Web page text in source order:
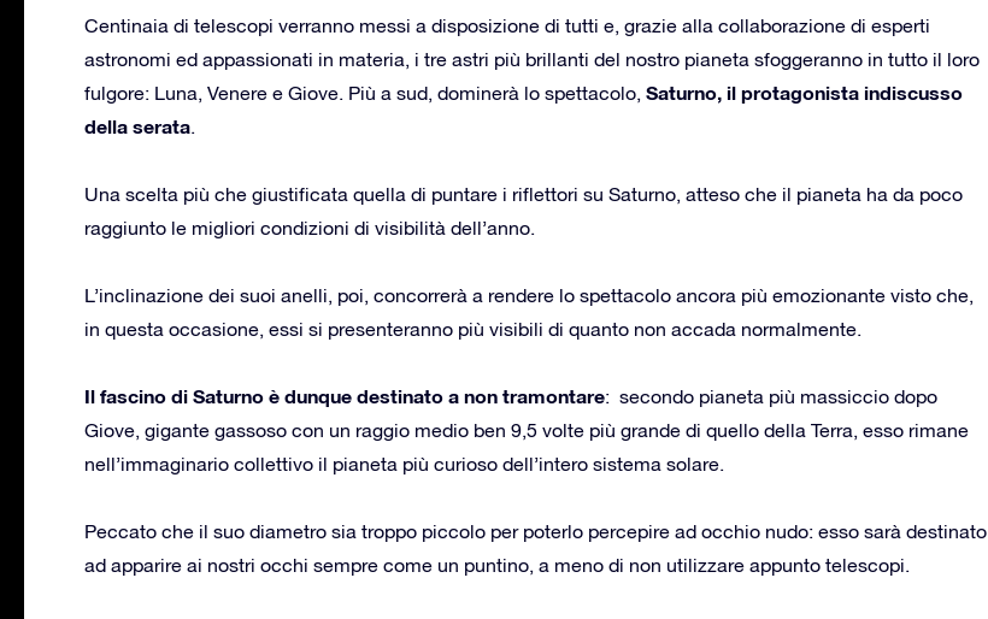
Centinaia di telescopi verranno messi a disposizione di tutti e, grazie alla collaborazione di esperti
astronomi ed appassionati in materia, i tre astri più brillanti del nostro pianeta sfoggeranno in tutto il loro
fulgore: Luna, Venere e Giove. Più a sud, dominerà lo spettacolo, Saturno, il protagonista indiscusso
della serata.
Una scelta più che giustificata quella di puntare i riflettori su Saturno, atteso che il pianeta ha da poco
raggiunto le migliori condizioni di visibilità dell’anno.
L’inclinazione dei suoi anelli, poi, concorrerà a rendere lo spettacolo ancora più emozionante visto che,
in questa occasione, essi si presenteranno più visibili di quanto non accada normalmente.
Il fascino di Saturno è dunque destinato a non tramontare: secondo pianeta più massiccio dopo
Giove, gigante gassoso con un raggio medio ben 9,5 volte più grande di quello della Terra, esso rimane
nell’immaginario collettivo il pianeta più curioso dell’intero sistema solare.
Peccato che il suo diametro sia troppo piccolo per poterlo percepire ad occhio nudo: esso sarà destinato
ad apparire ai nostri occhi sempre come un puntino, a meno di non utilizzare appunto telescopi.